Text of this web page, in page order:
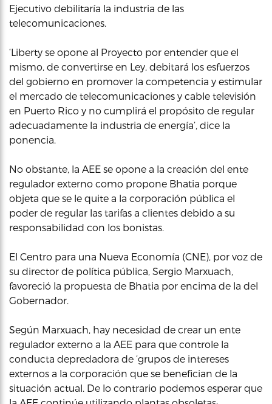
Ejecutivo debilitaría la industria de las
telecomunicaciones.
‘Liberty se opone al Proyecto por entender que el
mismo, de convertirse en Ley, debitará los esfuerzos
del gobierno en promover la competencia y estimular
el mercado de telecomunicaciones y cable televisión
en Puerto Rico y no cumplirá el propósito de regular
adecuadamente la industria de energía’, dice la
ponencia.
No obstante, la AEE se opone a la creación del ente
regulador externo como propone Bhatia porque
objeta que se le quite a la corporación pública el
poder de regular las tarifas a clientes debido a su
responsabilidad con los bonistas.
El Centro para una Nueva Economía (CNE), por voz de
su director de política pública, Sergio Marxuach,
favoreció la propuesta de Bhatia por encima de la del
Gobernador.
Según Marxuach, hay necesidad de crear un ente
regulador externo a la AEE para que controle la
conducta depredadora de ‘grupos de intereses
externos a la corporación que se benefician de la
situación actual. De lo contrario podemos esperar que